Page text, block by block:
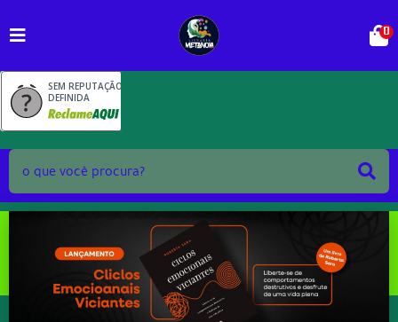
SEM REPUTAÇÃO
DEFINIDA
0